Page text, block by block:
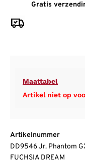
Gratis
Maattabel
Artikel niet op
Artikelnummer
DD9546 Jr. Phantom
FUCHSIA DREAM